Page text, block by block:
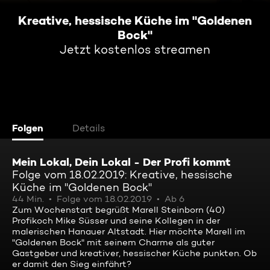
Kreative, hessische Küche im "Goldenen
Bock"
Jetzt kostenlos streamen
Folgen Details
Mein Lokal, Dein Lokal - Der Profi kommt
Folge vom 18.02.2019: Kreative, hessische
Küche im "Goldenen Bock"
44 Min. Folge vom 18.02.2019
Ab 6
Zum Wochenstart begrüßt Marell Steinborn (40)
Profikoch Mike Süsser und seine Kollegen in der
malerischen Hanauer Altstadt. Hier möchte Marell im
"Goldenen Bock" mit seinem Charme als guter
Gastgeber und kreativer, hessischer Küche punkten. Ob
er damit den Sieg einfährt?